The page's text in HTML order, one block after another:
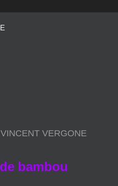
VINCENT VERGONE
bambou